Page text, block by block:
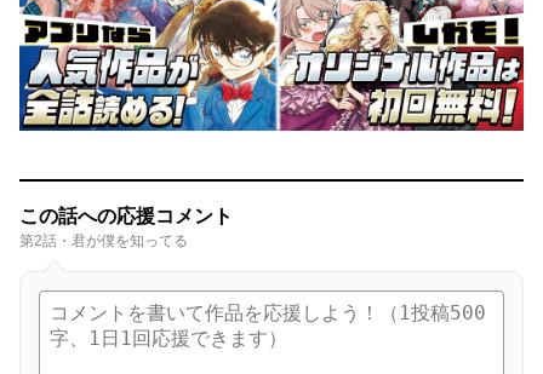
この話への応援コメント
第2話・君が僕を知ってる